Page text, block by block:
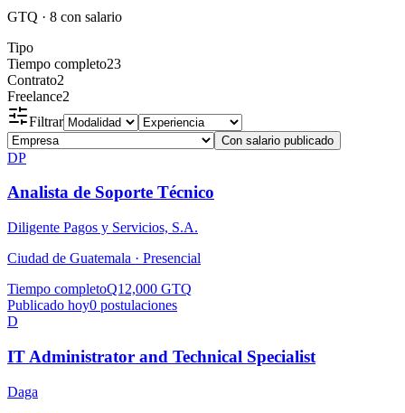
GTQ · 8 con salario
Tipo
Tiempo completo23
Contrato2
Freelance2
Filtrar
Con salario publicado
DP
Analista de Soporte Técnico
Diligente Pagos y Servicios, S.A.
Ciudad de Guatemala · Presencial
Tiempo completoQ12,000 GTQ
Publicado hoy0 postulaciones
D
IT Administrator and Technical Specialist
Daga